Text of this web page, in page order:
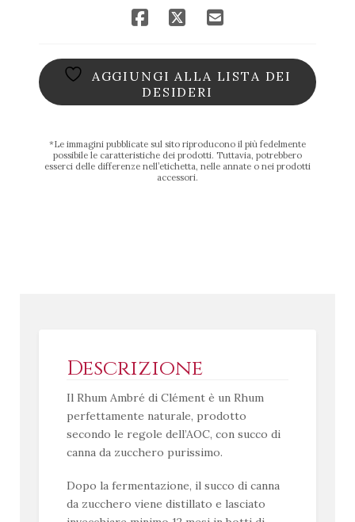
AGGIUNGI ALLA LISTA DEI
DESIDERI
*Le immagini pubblicate sul sito riproducono il più fedelmente
possibile le caratteristiche dei prodotti. Tuttavia, potrebbero
esserci delle differenze nell’etichetta, nelle annate o nei prodotti
accessori.
Descrizione
Il Rhum Ambré di Clément è un Rhum
perfettamente naturale, prodotto
secondo le regole dell’AOC, con succo di
canna da zucchero purissimo.
Dopo la fermentazione, il succo di canna
da zucchero viene distillato e lasciato